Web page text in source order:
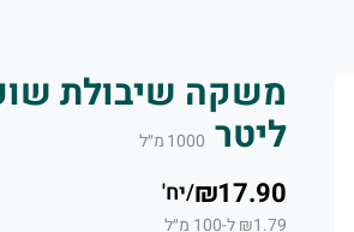
ומובחרים לצד שירות אדיב ומקצועי.
ליטר 1000מ״ל
₪17.90
/יח'
₪1.79 ל-100 מ״ל